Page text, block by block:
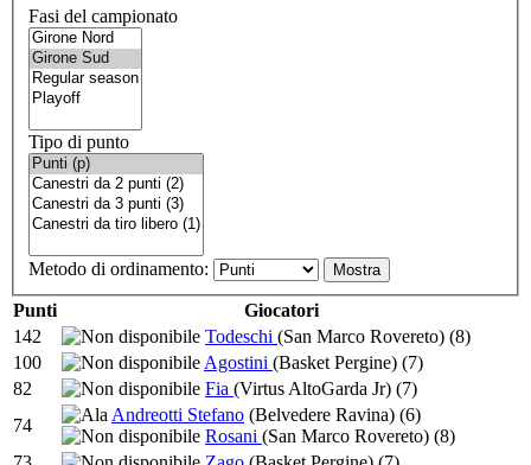
Fasi del campionato
Tipo di punto
Metodo di ordinamento:
Punti
Giocatori
142
Todeschi (San Marco Rovereto) (8)
100
Agostini (Basket Pergine) (7)
82
Fia (Virtus AltoGarda Jr) (7)
74
Andreotti Stefano (Belvedere Ravina) (6)
Rosani (San Marco Rovereto) (8)